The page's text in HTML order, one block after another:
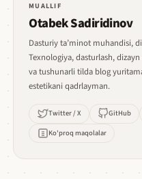
MUALLIF
Otabek Sadiridinov
Dasturiy ta’minot muhandisi,
Texnologiya, dasturlash,
va tushunarli tilda blog
estetikani qadrlayman.
Twitter / X GitHub
Ko'proq maqolalar